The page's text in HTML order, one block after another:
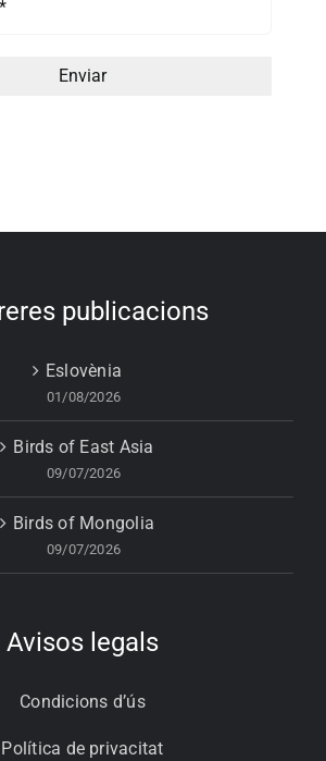
publicacions
Eslovènia
01/08/2026
Birds of East Asia
09/07/2026
Birds of Mongolia
09/07/2026
Avisos legals
Condicions d’ús
Política de privacitat